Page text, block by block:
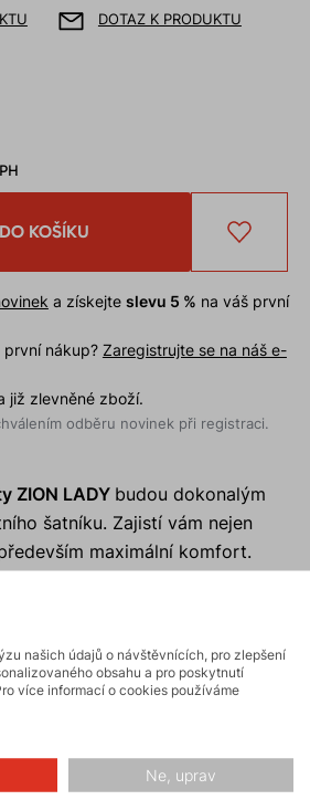
DOTAZ K PRODUKTU
KOŠÍKU
a získejte slevu 5 % na váš první
první nákup? Zaregistrujte se na náš e-
již zlevněné zboží.
odběru novinek při registraci.
ZION LADY budou dokonalým
šatníku. Zajistí vám nejen
maximální komfort.
letní kalhoty ZION LADY?
vašim pohybům.
našich údajů o návštěvnících, pro zlepšení
obsahu a pro poskytnutí
více informací o cookies používáme
Ne, uprav